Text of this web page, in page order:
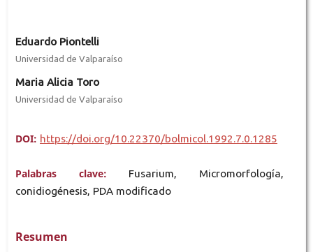
Eduardo Piontelli
Universidad de Valparaíso
Maria Alicia Toro
Universidad de Valparaíso
DOI: https://doi.org/10.22370/bolmicol.1992.7.0.1285
Palabras clave: Fusarium, Micromorfología,
conidiogénesis, PDA modificado
Resumen